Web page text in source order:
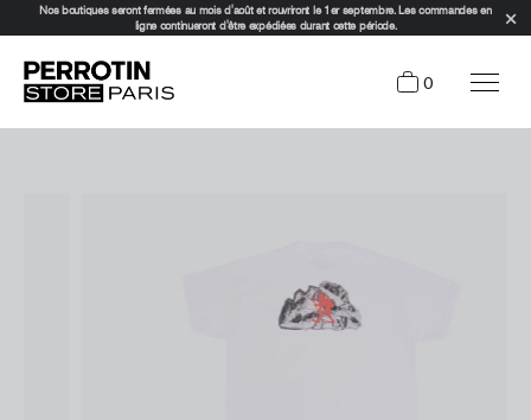
Nos boutiques seront fermées au mois d'août et rouvriront le 1er septembre. Les commandes en
ligne continueront d'être expédiées durant cette période.
0